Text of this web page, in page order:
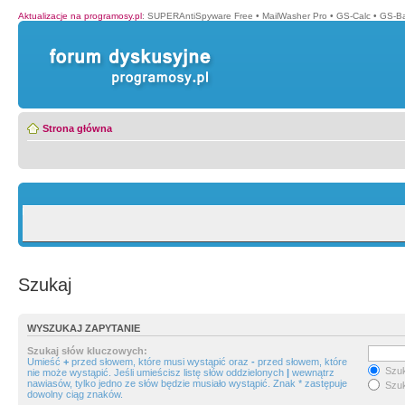
Aktualizacje na programosy.pl: SUPERAntiSpyware Free • MailWasher Pro • GS-Calc • GS-
Strona główna
Szukaj
WYSZUKAJ ZAPYTANIE
Szukaj słów kluczowych:
Umieść + przed słowem, które musi wystąpić oraz - przed słowem, które
nie może wystąpić. Jeśli umieścisz listę słów oddzielonych | wewnątrz
nawiasów, tylko jedno ze słów będzie musiało wystąpić. Znak * zastępuje
dowolny ciąg znaków.